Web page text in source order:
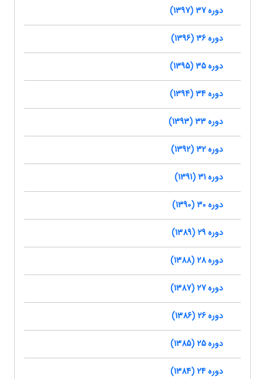
دوره 37 (1397)
دوره 36 (1396)
دوره 35 (1395)
دوره 34 (1394)
دوره 33 (1393)
دوره 32 (1392)
دوره 31 (1391)
دوره 30 (1390)
دوره 29 (1389)
دوره 28 (1388)
دوره 27 (1387)
دوره 26 (1386)
دوره 25 (1385)
دوره 24 (1384)